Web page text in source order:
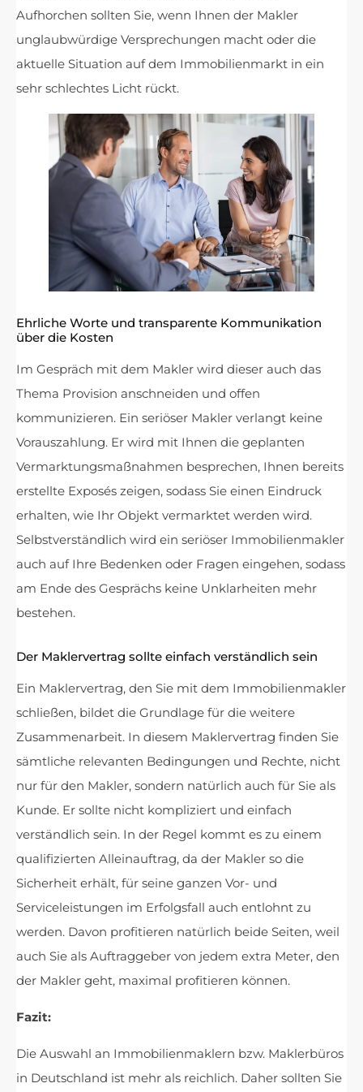
Aufhorchen sollten Sie, wenn Ihnen der Makler
unglaubwürdige Versprechungen macht oder die
aktuelle Situation auf dem Immobilienmarkt in ein
sehr schlechtes Licht rückt.
Ehrliche Worte und transparente Kommunikation
über die Kosten
Im Gespräch mit dem Makler wird dieser auch das
Thema Provision anschneiden und offen
kommunizieren. Ein seriöser Makler verlangt keine
Vorauszahlung. Er wird mit Ihnen die geplanten
Vermarktungsmaßnahmen besprechen, Ihnen bereits
erstellte Exposés zeigen, sodass Sie einen Eindruck
erhalten, wie Ihr Objekt vermarktet werden wird.
Selbstverständlich wird ein seriöser Immobilienmakler
auch auf Ihre Bedenken oder Fragen eingehen, sodass
am Ende des Gesprächs keine Unklarheiten mehr
bestehen.
Der Maklervertrag sollte einfach verständlich sein
Ein Maklervertrag, den Sie mit dem Immobilienmakler
schließen, bildet die Grundlage für die weitere
Zusammenarbeit. In diesem Maklervertrag finden Sie
sämtliche relevanten Bedingungen und Rechte, nicht
nur für den Makler, sondern natürlich auch für Sie als
Kunde. Er sollte nicht kompliziert und einfach
verständlich sein. In der Regel kommt es zu einem
qualifizierten Alleinauftrag, da der Makler so die
Sicherheit erhält, für seine ganzen Vor- und
Serviceleistungen im Erfolgsfall auch entlohnt zu
werden. Davon profitieren natürlich beide Seiten, weil
auch Sie als Auftraggeber von jedem extra Meter, den
der Makler geht, maximal profitieren können.
Fazit:
Die Auswahl an Immobilienmaklern bzw. Maklerbüros
in Deutschland ist mehr als reichlich. Daher sollten Sie